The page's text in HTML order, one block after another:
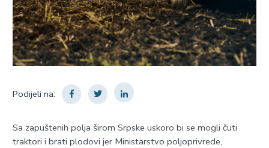
Podijeli na:
Sa zapuštenih polja širom Srpske uskoro bi se mogli čuti
traktori i brati plodovi jer Ministarstvo poljoprivrede,